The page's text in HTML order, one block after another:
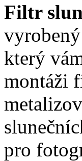
Filtr
který
montáži
pro